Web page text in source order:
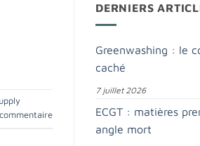
DERNIERS
Greenwashing : le
caché
7 juillet 2026
ECGT : matières
angle mort